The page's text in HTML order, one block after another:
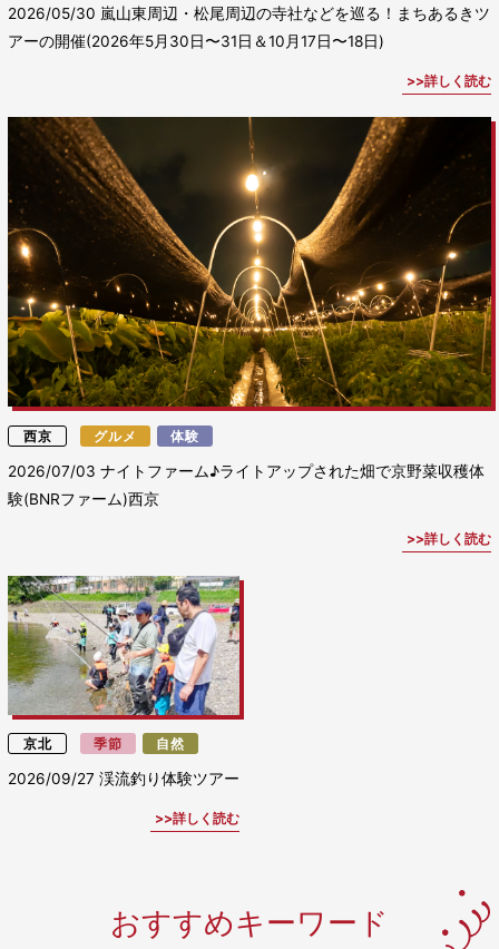
2026/05/30 嵐山東周辺・松尾周辺の寺社などを巡る！まちあるきツ
アーの開催(2026年5月30日〜31日＆10月17日〜18日)
詳しく読む
西京 グルメ 体験
2026/07/03ナイトファーム♪ライトアップされた畑で京野菜収穫体
験(BNRファーム)西京
詳しく読む
京北 季節 自然
2026/09/27渓流釣り体験ツアー
詳しく読む
おすすめキーワード